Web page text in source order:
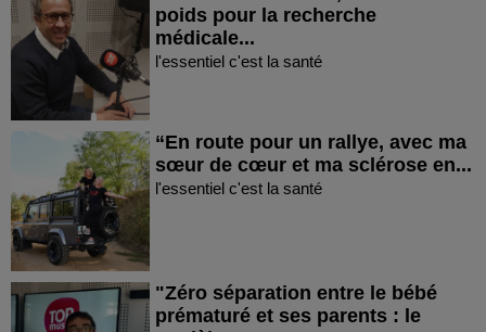
poids pour la recherche
médicale...
l'essentiel c'est la santé
“En route pour un rallye, avec ma
sœur de cœur et ma sclérose en...
l'essentiel c'est la santé
"Zéro séparation entre le bébé
prématuré et ses parents : le